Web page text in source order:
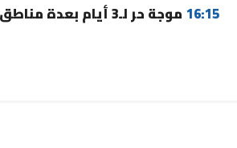
16:15 موجة حر لـ3 أيام بعدة مناطق